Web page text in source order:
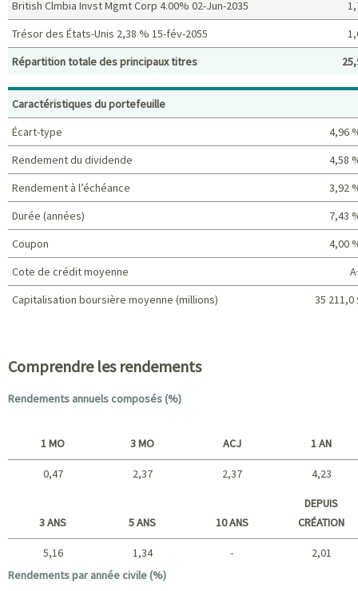
Principaux titres (%)
British Clmbia Invst Mgmt Corp 4.00% 02-Jun-2035
Trésor des États-Unis 2,38 % 15-fév-2055
Répartition totale des principaux titres
Caractéristiques du portefeuille
Écart-type
4,96
Rendement du dividende
4,58
Rendement à l’échéance
3,92
Durée (années)
7,43
Coupon
4,00
Cote de crédit moyenne
Capitalisation boursière moyenne (millions)
35 211,0
Comprendre les rendements
Rendements annuels composés (%)
1 MO 3 MO ACJ 1 AN
0,47 2,37 2,37 4,23
Long terme
3 ANS 5 ANS 10 ANS
DEPUIS
CRÉATION
5,16 1,34 -
2,01
Rendements par année civile (%)